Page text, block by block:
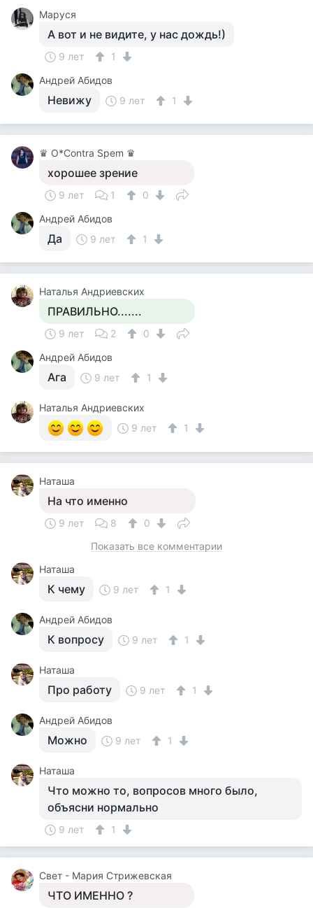
Маруся
А вот и не видите, у нас дождь!)
9 лет
1
Андрей Абидов
Невижу 9 лет 1
♛ О*Contra Spem ♛
хорошее зрение
9 лет 1
0
Андрей Абидов
Да 9 лет 1
Наталья Андриевских
ПРАВИЛЬНО.......
9 лет 2
0
Андрей Абидов
Ага 9 лет 1
Наталья Андриевских
9 лет
1
Наташа
На что именно
9 лет 8
0
Показать все комментарии
Наташа
К чему 9 лет 1
Андрей Абидов
К вопросу 9 лет 1
Наташа
Про работу 9 лет 1
Андрей Абидов
Можно 9 лет 1
Наташа
Что можно то, вопросов много было,
объясни нормально
9 лет 1
Свет - Мария Стрижевская
ЧТО ИМЕННО ?